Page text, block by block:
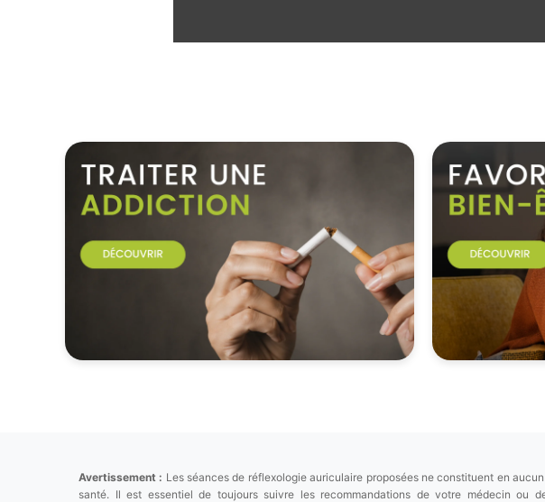
Avertissement : Les séances de réflexologie auriculaire proposées ne constituent en
santé. Il est essentiel de toujours suivre les recommandations de votre médecin ou